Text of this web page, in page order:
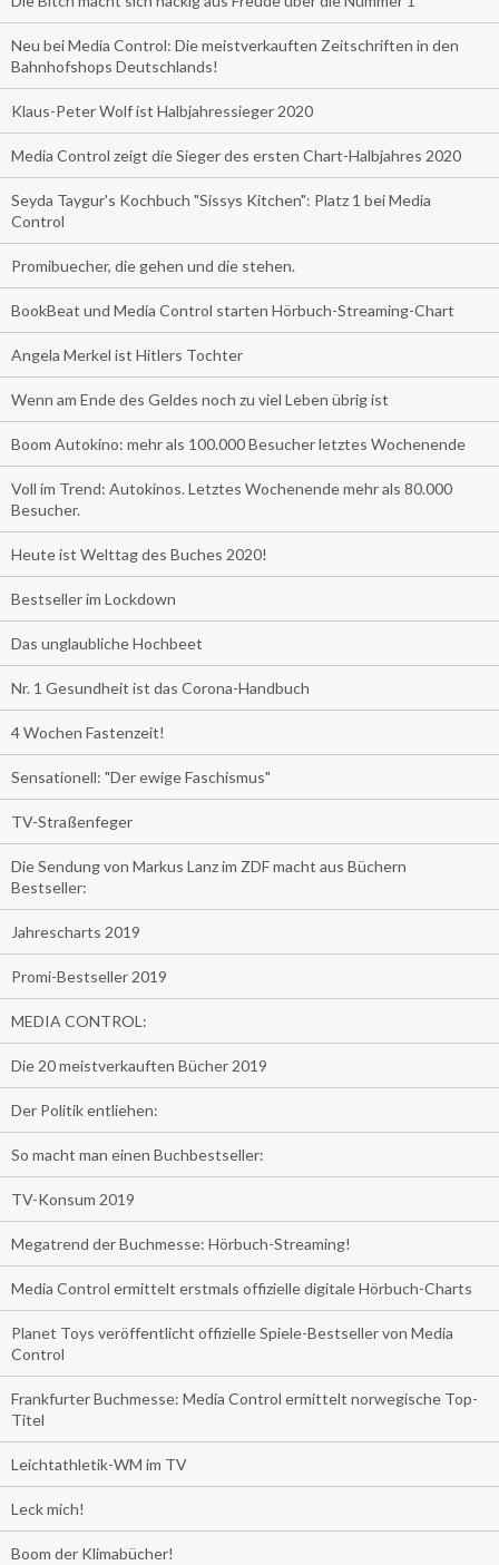
Neu bei Media Control: Die meistverkauften Zeitschriften in den
Bahnhofshops Deutschlands!
Klaus-Peter Wolf ist Halbjahressieger 2020
Media Control zeigt die Sieger des ersten Chart-Halbjahres 2020
Seyda Taygur's Kochbuch "Sissys Kitchen": Platz 1 bei Media
Control
Promibuecher, die gehen und die stehen.
BookBeat und Media Control starten Hörbuch-Streaming-Chart
Angela Merkel ist Hitlers Tochter
Wenn am Ende des Geldes noch zu viel Leben übrig ist
Boom Autokino: mehr als 100.000 Besucher letztes Wochenende
Voll im Trend: Autokinos. Letztes Wochenende mehr als 80.000
Besucher.
Heute ist Welttag des Buches 2020!
Bestseller im Lockdown
Das unglaubliche Hochbeet
Nr. 1 Gesundheit ist das Corona-Handbuch
4 Wochen Fastenzeit!
Sensationell: "Der ewige Faschismus"
TV-Straßenfeger
Die Sendung von Markus Lanz im ZDF macht aus Büchern
Bestseller:
Jahrescharts 2019
Promi-Bestseller 2019
MEDIA CONTROL:
Die 20 meistverkauften Bücher 2019
Der Politik entliehen:
So macht man einen Buchbestseller:
TV-Konsum 2019
Megatrend der Buchmesse: Hörbuch-Streaming!
Media Control ermittelt erstmals offizielle digitale Hörbuch-Charts
Planet Toys veröffentlicht offizielle Spiele-Bestseller von Media
Control
Frankfurter Buchmesse: Media Control ermittelt norwegische Top-
Titel
Leichtathletik-WM im TV
Leck mich!
Boom der Klimabücher!